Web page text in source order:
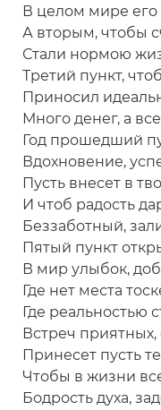
В целом мире его
А вторым, чтобы
Стали нормою
Третий пункт,
Приносил
Много денег, а
Год прошедший
Вдохновение,
Пусть внесет в
И чтоб радость
Беззаботный,
Пятый пункт
В мир улыбок,
Где нет места
Где реальностью
Встреч
Принесет пусть
Чтобы в жизни
Бодрость духа,